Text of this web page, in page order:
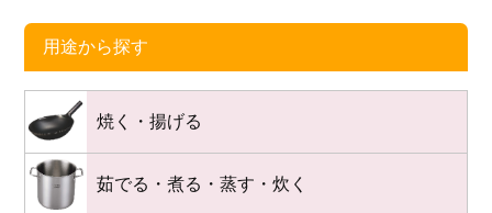
用途から探す
焼く・揚げる
茹でる・煮る・蒸す・炊く